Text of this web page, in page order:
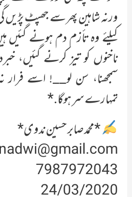
ورنہ شاہین پھر سے جھپٹ پڑیں
کیلئے وہ تأزم دم ہونے گئیں
ناخنوں کو تیز کرنے گئیں،
سمجھنا، سن لو__! اسے فرار
تمہارے سر ہوگا.*
*محمد صابر حسین ندوی*
7987972043
24/03/2020